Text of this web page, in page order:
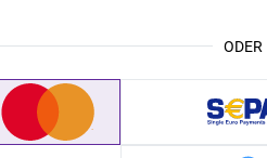
ODER